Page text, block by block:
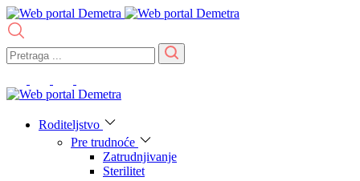
Roditeljstvo
Pre trudnoće
Zatrudnjivanje
Sterilitet